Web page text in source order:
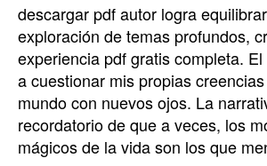
descargar pdf autor logra
exploración de temas profundos,
experiencia pdf gratis completa.
a cuestionar mis propias
mundo con nuevos ojos. La
recordatorio de que a veces, los
mágicos de la vida son los que